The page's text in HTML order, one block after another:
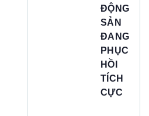
ĐỘNG
SẢN
ĐANG
PHỤC
HỒI
TÍCH
CỰC